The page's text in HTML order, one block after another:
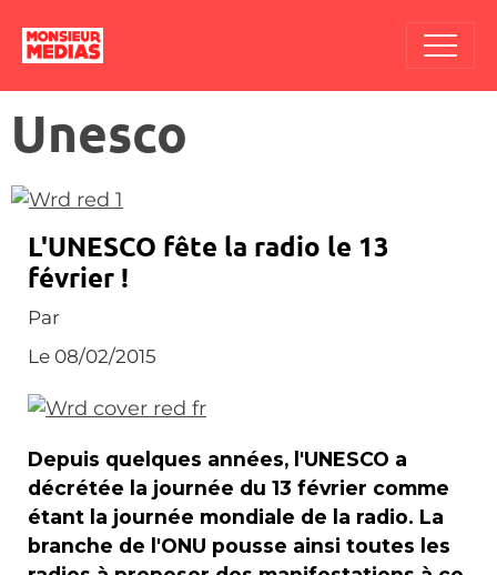
Unesco
L'UNESCO fête la radio le 13
février !
Par
Le 08/02/2015
Depuis quelques années, l'UNESCO a
décrétée la journée du 13 février comme
étant la journée mondiale de la radio. La
branche de l'ONU pousse ainsi toutes les